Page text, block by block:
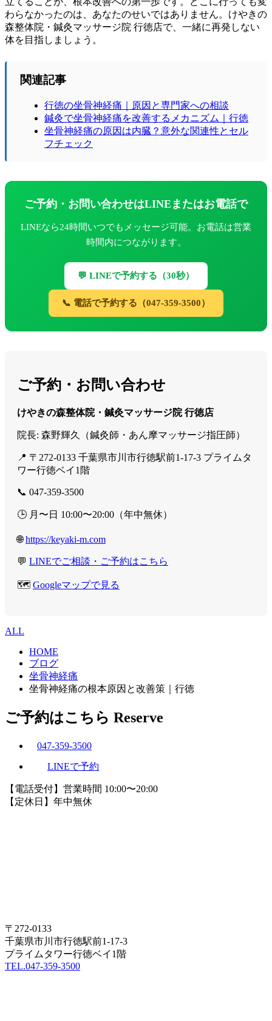
わらなかったのは、あなたのせいではありません。けやきの
森整体院・鍼灸マッサージ院 行徳店で、一緒に再発しない
体を目指しましょう。
関連記事
行徳の坐骨神経痛｜原因と専門家への相談
鍼灸で坐骨神経痛を改善するメカニズム｜行徳
坐骨神経痛の原因は内臓？意外な関連性とセル
フチェック
ご予約・お問い合わせはLINEまたはお電話で
LINEなら24時間いつでもメッセージ可能。お電話は営業
時間内につながります。
💬 LINEで予約する（30秒）
📞 電話で予約する（047-359-3500）
ご予約・お問い合わせ
けやきの森整体院・鍼灸マッサージ院 行徳店
院長: 森野輝久（鍼灸師・あん摩マッサージ指圧師）
📍 〒272-0133 千葉県市川市行徳駅前1-17-3 プライムタ
ワー行徳ベイ1階
📞 047-359-3500
🕒 月〜日 10:00〜20:00（年中無休）
🌐https://keyaki-m.com
💬 LINEでご相談・ご予約はこちら
🗺️ Googleマップで見る
ALL
HOME
ブログ
坐骨神経痛
坐骨神経痛の根本原因と改善策｜行徳
ご予約はこちら Reserve
047-359-3500
LINEで予約
【電話受付】営業時間 10:00〜20:00
【定休日】年中無休
〒272-0133
千葉県市川市行徳駅前1-17-3
プライムタワー行徳ベイ1階
TEL.047-359-3500